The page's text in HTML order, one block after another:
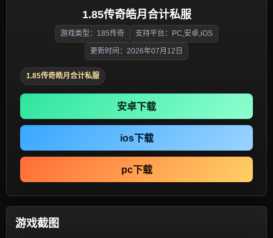
1.85传奇皓月合计私服
游戏类型：185传奇 支持平台：PC,安卓,iOS
更新时间：2026年07月12日
1.85传奇皓月合计私服
安卓下载
ios下载
pc下载
游戏截图